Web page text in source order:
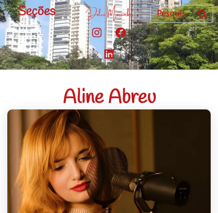
Seções
Aline Abreu